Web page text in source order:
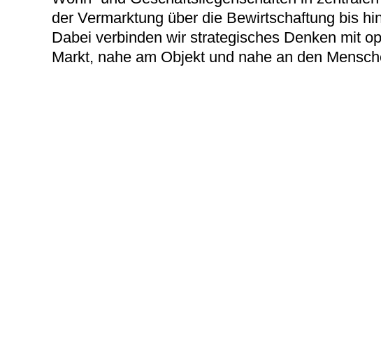
der Vermarktung über die Bewirtschaftung bis
Dabei verbinden wir strategisches Denken mit
Markt, nahe am Objekt und nahe an den